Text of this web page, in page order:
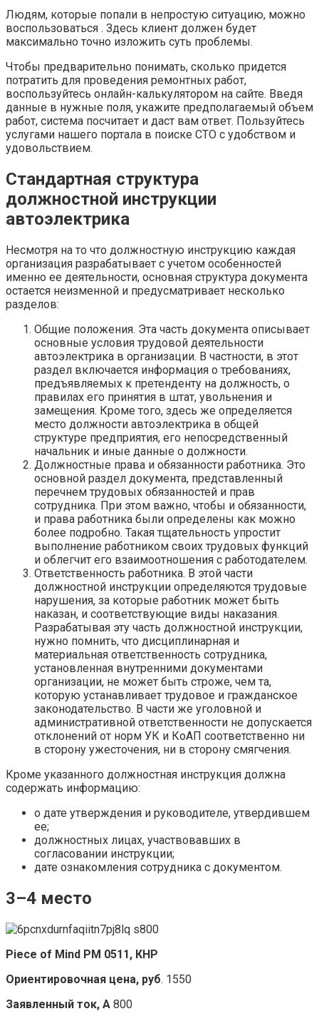
Людям, которые попали в непростую ситуацию, можно
воспользоваться . Здесь клиент должен будет
максимально точно изложить суть проблемы.
Чтобы предварительно понимать, сколько придется
потратить для проведения ремонтных работ,
воспользуйтесь онлайн-калькулятором на сайте. Введя
данные в нужные поля, укажите предполагаемый объем
работ, система посчитает и даст вам ответ. Пользуйтесь
услугами нашего портала в поиске СТО с удобством и
удовольствием.
Стандартная структура
должностной инструкции
автоэлектрика
Несмотря на то что должностную инструкцию каждая
организация разрабатывает с учетом особенностей
именно ее деятельности, основная структура документа
остается неизменной и предусматривает несколько
разделов:
Общие положения. Эта часть документа описывает
основные условия трудовой деятельности
автоэлектрика в организации. В частности, в этот
раздел включается информация о требованиях,
предъявляемых к претенденту на должность, о
правилах его принятия в штат, увольнения и
замещения. Кроме того, здесь же определяется
место должности автоэлектрика в общей
структуре предприятия, его непосредственный
начальник и иные данные о должности.
Должностные права и обязанности работника. Это
основной раздел документа, представленный
перечнем трудовых обязанностей и прав
сотрудника. При этом важно, чтобы и обязанности,
и права работника были определены как можно
более подробно. Такая тщательность упростит
выполнение работником своих трудовых функций
и облегчит его взаимоотношения с работодателем.
Ответственность работника. В этой части
должностной инструкции определяются трудовые
нарушения, за которые работник может быть
наказан, и соответствующие виды наказания.
Разрабатывая эту часть должностной инструкции,
нужно помнить, что дисциплинарная и
материальная ответственность сотрудника,
установленная внутренними документами
организации, не может быть строже, чем та,
которую устанавливает трудовое и гражданское
законодательство. В части же уголовной и
административной ответственности не допускается
отклонений от норм УК и КоАП соответственно ни
в сторону ужесточения, ни в сторону смягчения.
Кроме указанного должностная инструкция должна
содержать информацию:
о дате утверждения и руководителе, утвердившем
ее;
должностных лицах, участвовавших в
согласовании инструкции;
дате ознакомления сотрудника с документом.
3–4 место
Piece of Mind PM 0511, КНР
Ориентировочная цена, руб. 1550
Заявленный ток, А 800